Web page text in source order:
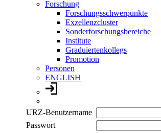
Forschung
Forschungsschwerpunkte
Exzellenzcluster
Sonderforschungsbereiche
Institute
Graduiertenkollegs
Promotion
Personen
ENGLISH
URZ-Benutzername
Passwort